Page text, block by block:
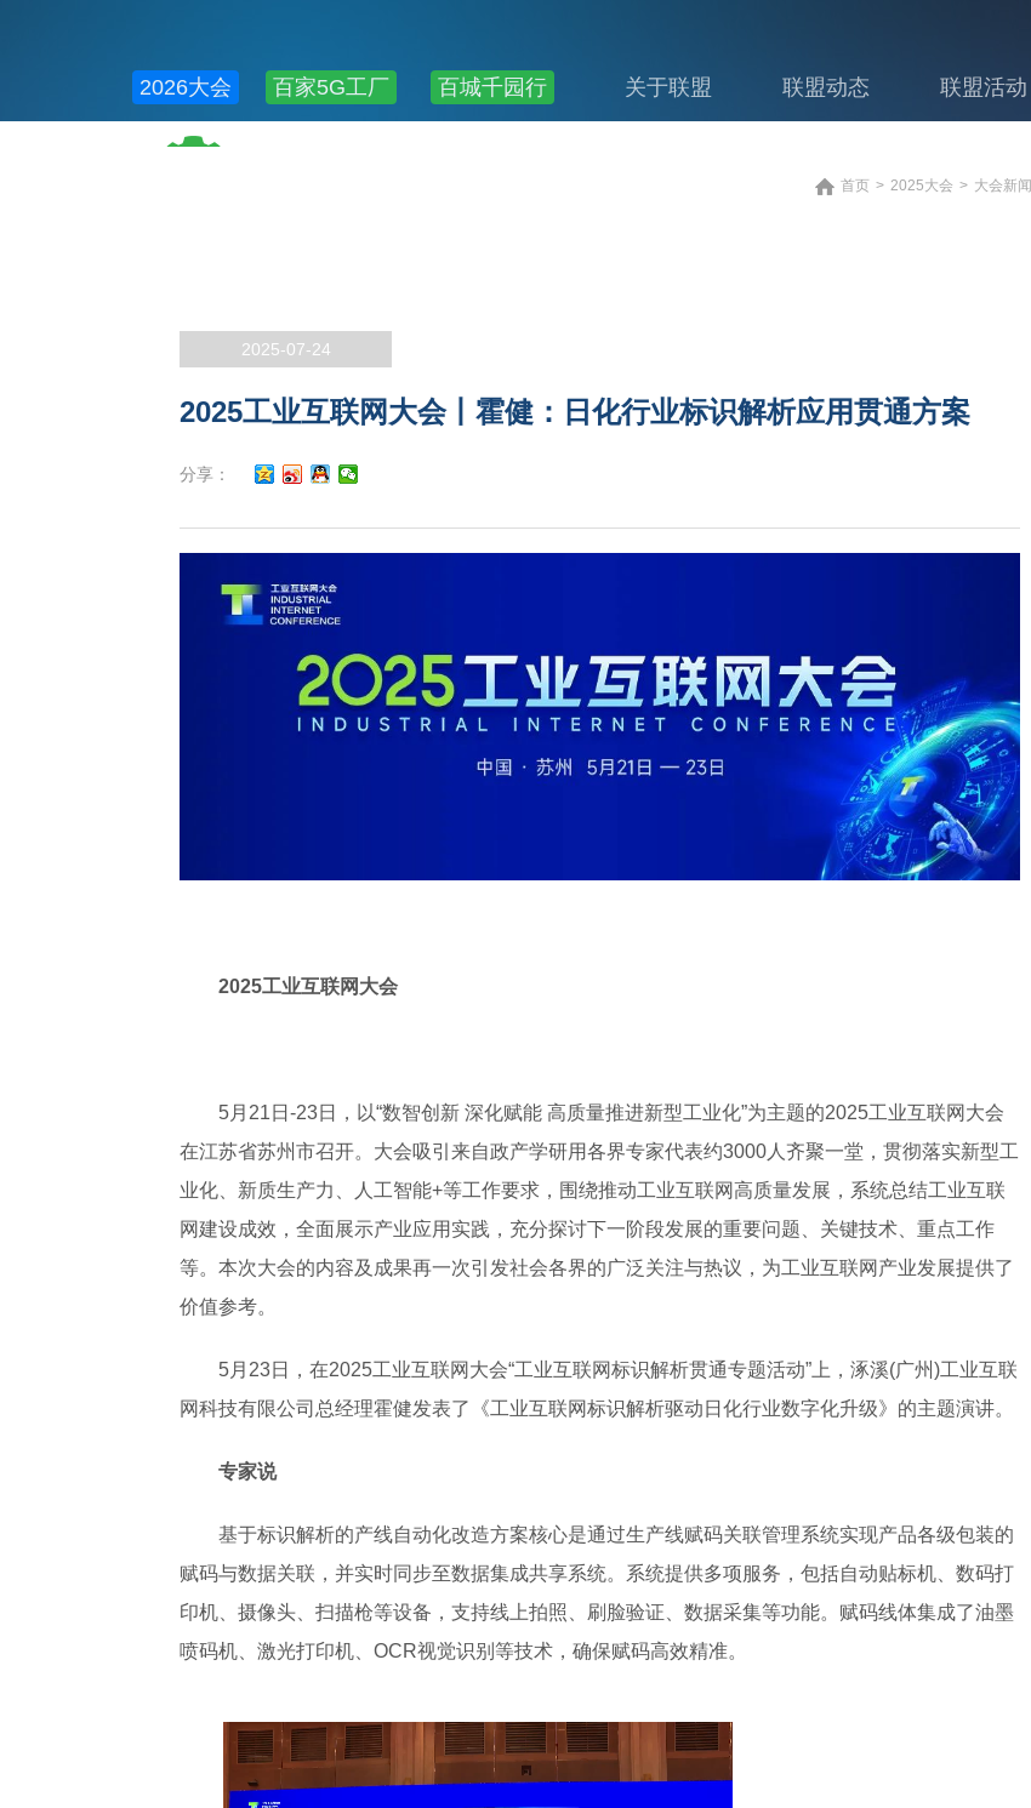
2026大会 百家5G工厂 百城千园行 关于联盟 联盟动态 联盟活动
公共服务
首页 > 2025大会 > 大会新闻
2025-07-24
2025工业互联网大会丨霍健：日化行业标识解析应用贯通方案
分享：
2025工业互联网大会
5月21日-23日，以“数智创新 深化赋能 高质量推进新型工业化”为主题的2025工业互联网大会
在江苏省苏州市召开。大会吸引来自政产学研用各界专家代表约3000人齐聚一堂，贯彻落实新型工
业化、新质生产力、人工智能+等工作要求，围绕推动工业互联网高质量发展，系统总结工业互联
网建设成效，全面展示产业应用实践，充分探讨下一阶段发展的重要问题、关键技术、重点工作
等。本次大会的内容及成果再一次引发社会各界的广泛关注与热议，为工业互联网产业发展提供了
价值参考。
5月23日，在2025工业互联网大会“工业互联网标识解析贯通专题活动”上，涿溪(广州)工业互联
网科技有限公司总经理霍健发表了《工业互联网标识解析驱动日化行业数字化升级》的主题演讲。
专家说
基于标识解析的产线自动化改造方案核心是通过生产线赋码关联管理系统实现产品各级包装的
赋码与数据关联，并实时同步至数据集成共享系统。系统提供多项服务，包括自动贴标机、数码打
印机、摄像头、扫描枪等设备，支持线上拍照、刷脸验证、数据采集等功能。赋码线体集成了油墨
喷码机、激光打印机、OCR视觉识别等技术，确保赋码高效精准。